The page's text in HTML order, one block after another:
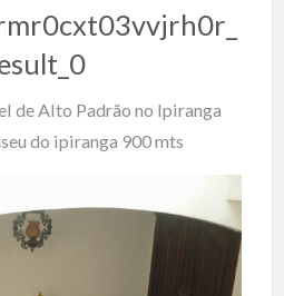
de Alto Padrão no Ipiranga
do ipiranga 900 mts